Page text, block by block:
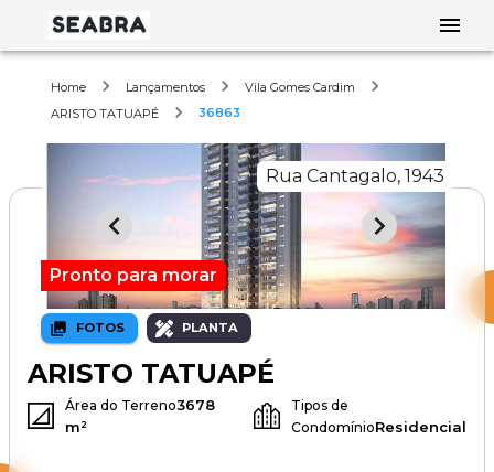
Home Lançamentos
Vila Gomes Cardim
ARISTO TATUAPÉ
36863
FOTOS PLANTA
Rua Cantagalo, 1943
Pronto para morar
ARISTO TATUAPÉ
Área do Terreno3678
m²
Tipos de
CondomínioResidencial